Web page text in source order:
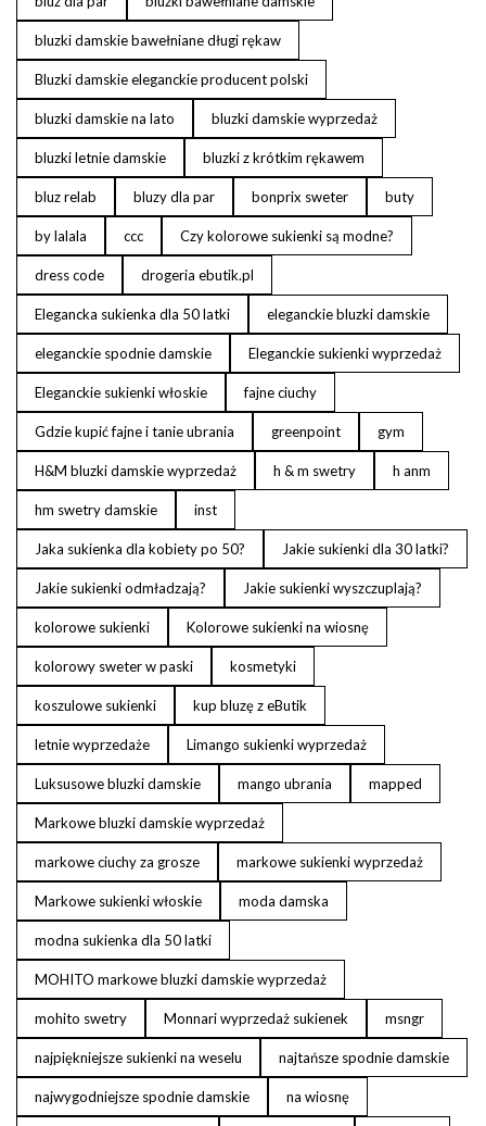
bluzki damskie bawełniane długi rękaw
Bluzki damskie eleganckie producent polski
bluzki damskie na lato bluzki damskie wyprzedaż
bluzki letnie damskie bluzki z krótkim rękawem
bluz relab bluzy dla par bonprix sweter buty
by lalala ccc Czy kolorowe sukienki są modne?
dress code drogeria ebutik.pl
Elegancka sukienka dla 50 latki eleganckie bluzki damskie
eleganckie spodnie damskie Eleganckie sukienki wyprzedaż
Eleganckie sukienki włoskie fajne ciuchy
Gdzie kupić fajne i tanie ubrania greenpoint gym
H&M bluzki damskie wyprzedaż h & m swetry h anm
hm swetry damskie inst
Jaka sukienka dla kobiety po 50? Jakie sukienki dla 30 latki?
Jakie sukienki odmładzają? Jakie sukienki wyszczuplają?
kolorowe sukienki Kolorowe sukienki na wiosnę
kolorowy sweter w paski kosmetyki
koszulowe sukienki kup bluzę z eButik
letnie wyprzedaże Limango sukienki wyprzedaż
Luksusowe bluzki damskie mango ubrania mapped
Markowe bluzki damskie wyprzedaż
markowe ciuchy za grosze markowe sukienki wyprzedaż
Markowe sukienki włoskie moda damska
modna sukienka dla 50 latki
MOHITO markowe bluzki damskie wyprzedaż
mohito swetry Monnari wyprzedaż sukienek msngr
najpiękniejsze sukienki na weselu najtańsze spodnie damskie
najwygodniejsze spodnie damskie na wiosnę